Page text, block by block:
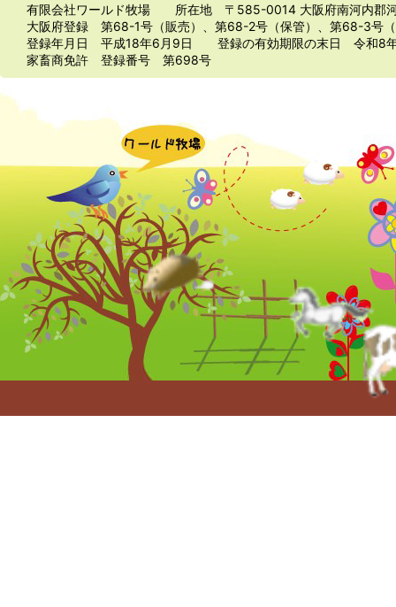
有限会社ワールド牧場 所在地 〒585-0014 大阪府南河内郡
大阪府登録 第68-1号（販売）、第68-2号（保管）、第68-3号
登録年月日 平成18年6月9日 登録の有効期限の末日 令和
家畜商免許 登録番号 第698号